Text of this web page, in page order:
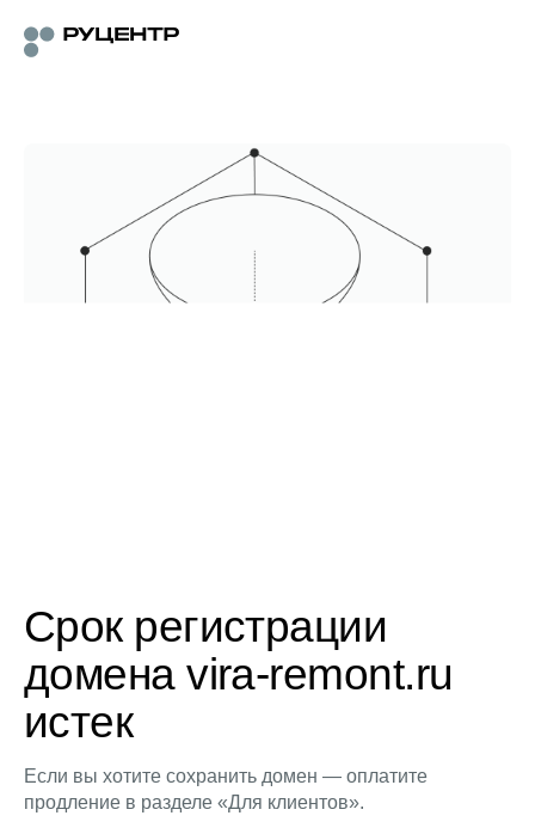
Срок регистрации
домена vira-remont.ru
истек
Если вы хотите сохранить домен — оплатите
продление в разделе «Для клиентов».